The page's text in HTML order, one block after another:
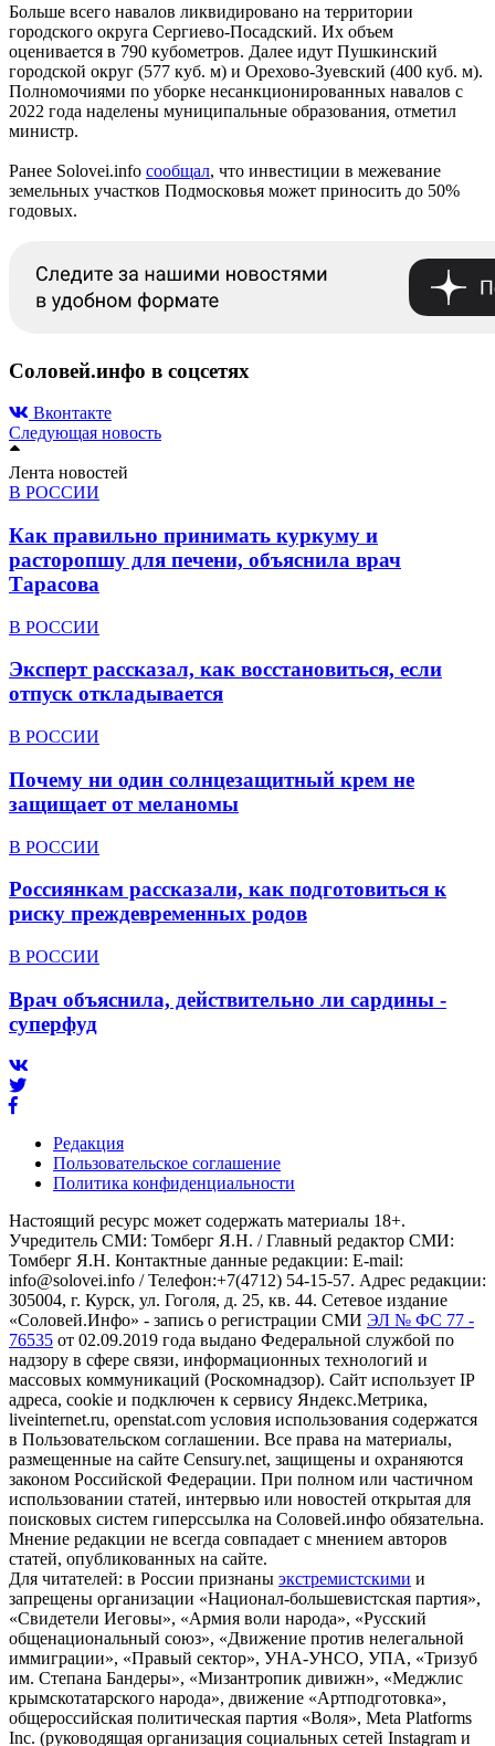
Больше всего навалов ликвидировано на территории
городского округа Сергиево-Посадский. Их объем
оценивается в 790 кубометров. Далее идут Пушкинский
городской округ (577 куб. м) и Орехово-Зуевский (400 куб. м).
Полномочиями по уборке несанкционированных навалов с
2022 года наделены муниципальные образования, отметил
министр.
Ранее Solovei.info сообщал, что инвестиции в межевание
земельных участков Подмосковья может приносить до 50%
годовых.
Соловей.инфо в соцсетях
Вконтакте
Следующая новость
Лента новостей
В РОССИИ
Как правильно принимать куркуму и
расторопшу для печени, объяснила врач
Тарасова
В РОССИИ
Эксперт рассказал, как восстановиться, если
отпуск откладывается
В РОССИИ
Почему ни один солнцезащитный крем не
защищает от меланомы
В РОССИИ
Россиянкам рассказали, как подготовиться к
риску преждевременных родов
В РОССИИ
Врач объяснила, действительно ли сардины -
суперфуд
Редакция
Пользовательское соглашение
Политика конфиденциальности
Настоящий ресурс может содержать материалы 18+.
Учредитель СМИ: Томберг Я.Н. / Главный редактор СМИ:
Томберг Я.Н. Контактные данные редакции: E-mail:
info@solovei.info / Телефон:+7(4712) 54-15-57. Адрес редакции:
305004, г. Курск, ул. Гоголя, д. 25, кв. 44. Сетевое издание
«Соловей.Инфо» - запись о регистрации СМИ ЭЛ № ФС 77 -
76535 от 02.09.2019 года выдано Федеральной службой по
надзору в сфере связи, информационных технологий и
массовых коммуникаций (Роскомнадзор). Сайт использует IP
адреса, cookie и подключен к сервису Яндекс.Метрика,
liveinternet.ru, openstat.com условия использования содержатся
в Пользовательском соглашении. Все права на материалы,
размещенные на сайте Censury.net, защищены и охраняются
законом Российской Федерации. При полном или частичном
использовании статей, интервью или новостей открытая для
поисковых систем гиперссылка на Соловей.инфо обязательна.
Мнение редакции не всегда совпадает с мнением авторов
статей, опубликованных на сайте.
Для читателей: в России признаны экстремистскими и
запрещены организации «Национал-большевистская партия»,
«Свидетели Иеговы», «Армия воли народа», «Русский
общенациональный союз», «Движение против нелегальной
иммиграции», «Правый сектор», УНА-УНСО, УПА, «Тризуб
им. Степана Бандеры», «Мизантропик дивижн», «Меджлис
крымскотатарского народа», движение «Артподготовка»,
общероссийская политическая партия «Воля», Meta Platforms
Inc. (руководящая организация социальных сетей Instagram и